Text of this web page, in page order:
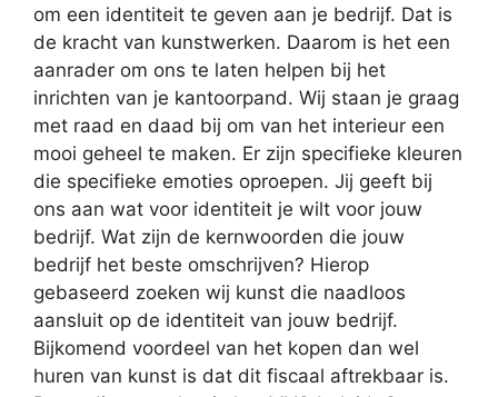
om een identiteit te geven aan je bedrijf. Dat is
de kracht van kunstwerken. Daarom is het een
aanrader om ons te laten helpen bij het
inrichten van je kantoorpand. Wij staan je graag
met raad en daad bij om van het interieur een
mooi geheel te maken. Er zijn specifieke kleuren
die specifieke emoties oproepen. Jij geeft bij
ons aan wat voor identiteit je wilt voor jouw
bedrijf. Wat zijn de kernwoorden die jouw
bedrijf het beste omschrijven? Hierop
gebaseerd zoeken wij kunst die naadloos
aansluit op de identiteit van jouw bedrijf.
Bijkomend voordeel van het kopen dan wel
huren van kunst is dat dit fiscaal aftrekbaar is.